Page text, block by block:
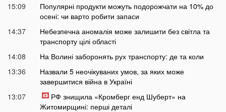
15:09
Популярні продукти можуть подорожчати на 10% до
осені: чи варто робити запаси
14:37
Небезпечна аномалія може залишити без світла та
транспорту цілі області
14:08
На Волині заборонять рух транспорту: де та коли
13:36
Назвали 5 неочікуваних умов, за яких може
завершитися війна в Україні
13:07
РФ знищила «Кромберг енд Шуберт» на
Житомирщині: перші деталі